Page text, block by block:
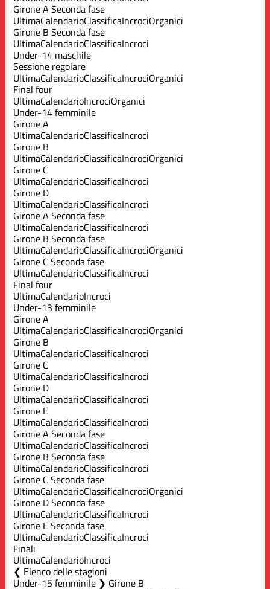
Girone A Seconda fase
UltimaCalendarioClassificaIncrociOrganici
Girone B Seconda fase
UltimaCalendarioClassificaIncroci
Under-14 maschile
Sessione regolare
UltimaCalendarioClassificaIncrociOrganici
Final four
UltimaCalendarioIncrociOrganici
Under-14 femminile
Girone A
UltimaCalendarioClassificaIncroci
Girone B
UltimaCalendarioClassificaIncrociOrganici
Girone C
UltimaCalendarioClassificaIncroci
Girone D
UltimaCalendarioClassificaIncroci
Girone A Seconda fase
UltimaCalendarioClassificaIncroci
Girone B Seconda fase
UltimaCalendarioClassificaIncrociOrganici
Girone C Seconda fase
UltimaCalendarioClassificaIncroci
Final four
UltimaCalendarioIncroci
Under-13 femminile
Girone A
UltimaCalendarioClassificaIncrociOrganici
Girone B
UltimaCalendarioClassificaIncroci
Girone C
UltimaCalendarioClassificaIncroci
Girone D
UltimaCalendarioClassificaIncroci
Girone E
UltimaCalendarioClassificaIncroci
Girone A Seconda fase
UltimaCalendarioClassificaIncroci
Girone B Seconda fase
UltimaCalendarioClassificaIncroci
Girone C Seconda fase
UltimaCalendarioClassificaIncrociOrganici
Girone D Seconda fase
UltimaCalendarioClassificaIncroci
Girone E Seconda fase
UltimaCalendarioClassificaIncroci
Finali
UltimaCalendarioIncroci
Elenco delle stagioni
Under-15 femminile ❯ Girone B